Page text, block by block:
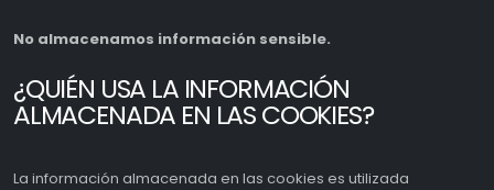
No almacenamos información sensible.
¿QUIÉN USA LA INFORMACIÓN
ALMACENADA EN LAS COOKIES?
La información almacenada en las cookies es utilizada